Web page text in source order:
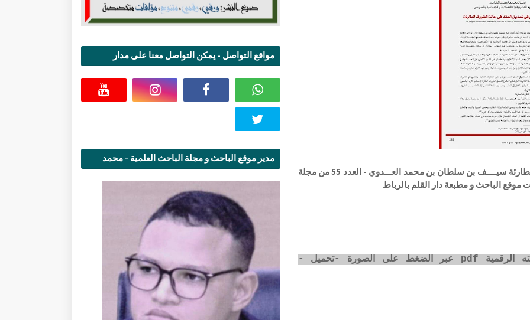
سلطة القاضي في تعديل العقد في حالة الظروف الطارئة سيــــف بن سلطان بن محمد العـــدوي - العدد 55 من مجلة
الباحث و مطبعة دار القلم بالرباط
رابط تحميل المقال في كتاب المجلة بصيغته الرقمية pdf عبر الضغط على الصورة -تحميل -
مواقع التواصل - يمكن التواصل معنا على مدار
مدير موقع الباحث و مجلة الباحث العلمية - محمد